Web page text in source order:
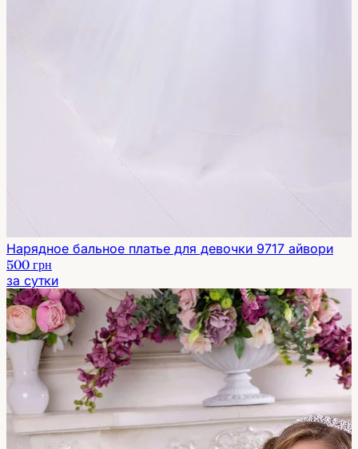
Нарядное бальное платье для девочки 9717 айвори
500 грн
за сутки